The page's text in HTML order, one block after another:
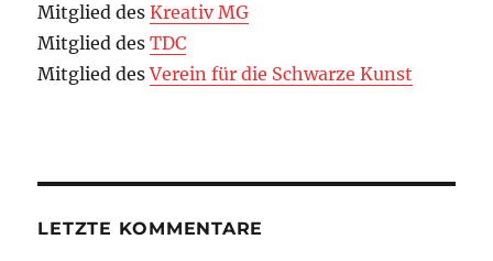
Mitglied desKreativ MG
Mitglied desTDC
Mitglied desVerein für die Schwarze Kunst
LETZTE KOMMENTARE